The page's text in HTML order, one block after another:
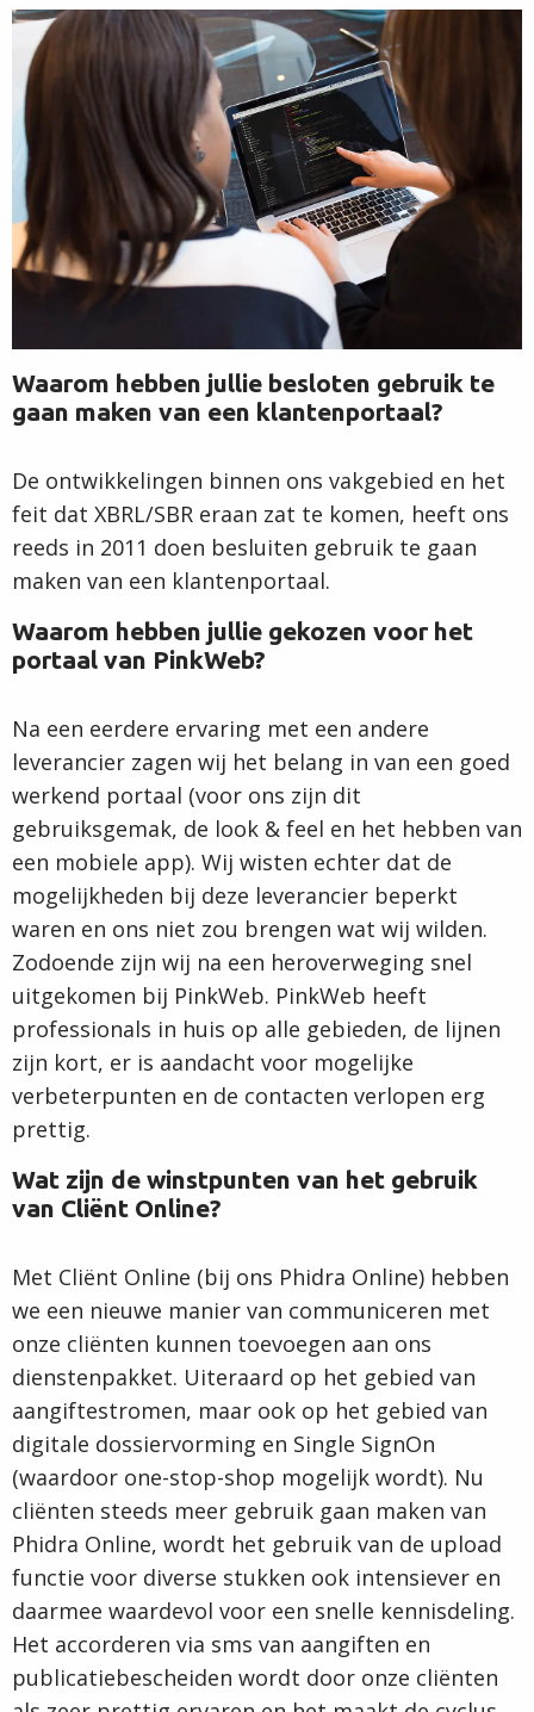
Waarom hebben jullie besloten gebruik te
gaan maken van een klantenportaal?
De ontwikkelingen binnen ons vakgebied en het
feit dat XBRL/SBR eraan zat te komen, heeft ons
reeds in 2011 doen besluiten gebruik te gaan
maken van een klantenportaal.
Waarom hebben jullie gekozen voor het
portaal van PinkWeb?
Na een eerdere ervaring met een andere
leverancier zagen wij het belang in van een goed
werkend portaal (voor ons zijn dit
gebruiksgemak, de look & feel en het hebben van
een mobiele app). Wij wisten echter dat de
mogelijkheden bij deze leverancier beperkt
waren en ons niet zou brengen wat wij wilden.
Zodoende zijn wij na een heroverweging snel
uitgekomen bij PinkWeb. PinkWeb heeft
professionals in huis op alle gebieden, de lijnen
zijn kort, er is aandacht voor mogelijke
verbeterpunten en de contacten verlopen erg
prettig.
Wat zijn de winstpunten van het gebruik
van Cliënt Online?
Met Cliënt Online (bij ons Phidra Online) hebben
we een nieuwe manier van communiceren met
onze cliënten kunnen toevoegen aan ons
dienstenpakket. Uiteraard op het gebied van
aangiftestromen, maar ook op het gebied van
digitale dossiervorming en Single SignOn
(waardoor one-stop-shop mogelijk wordt). Nu
cliënten steeds meer gebruik gaan maken van
Phidra Online, wordt het gebruik van de upload
functie voor diverse stukken ook intensiever en
daarmee waardevol voor een snelle kennisdeling.
Het accorderen via sms van aangiften en
publicatiebescheiden wordt door onze cliënten